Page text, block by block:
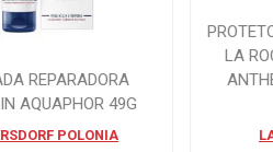
REPARADORA
AQUAPHOR 49G
POLONIA
LA